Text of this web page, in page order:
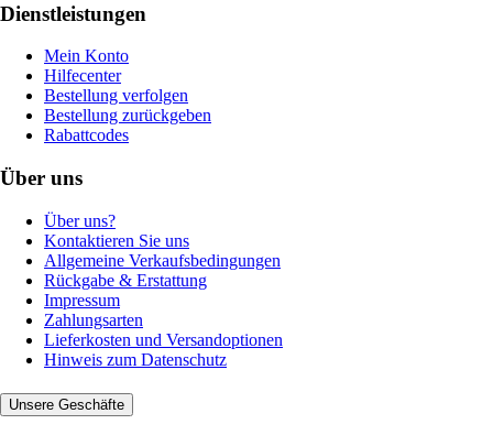
Dienstleistungen
Mein Konto
Hilfecenter
Bestellung verfolgen
Bestellung zurückgeben
Rabattcodes
Über uns
Über uns?
Kontaktieren Sie uns
Allgemeine Verkaufsbedingungen
Rückgabe & Erstattung
Impressum
Zahlungsarten
Lieferkosten und Versandoptionen
Hinweis zum Datenschutz
Unsere Geschäfte